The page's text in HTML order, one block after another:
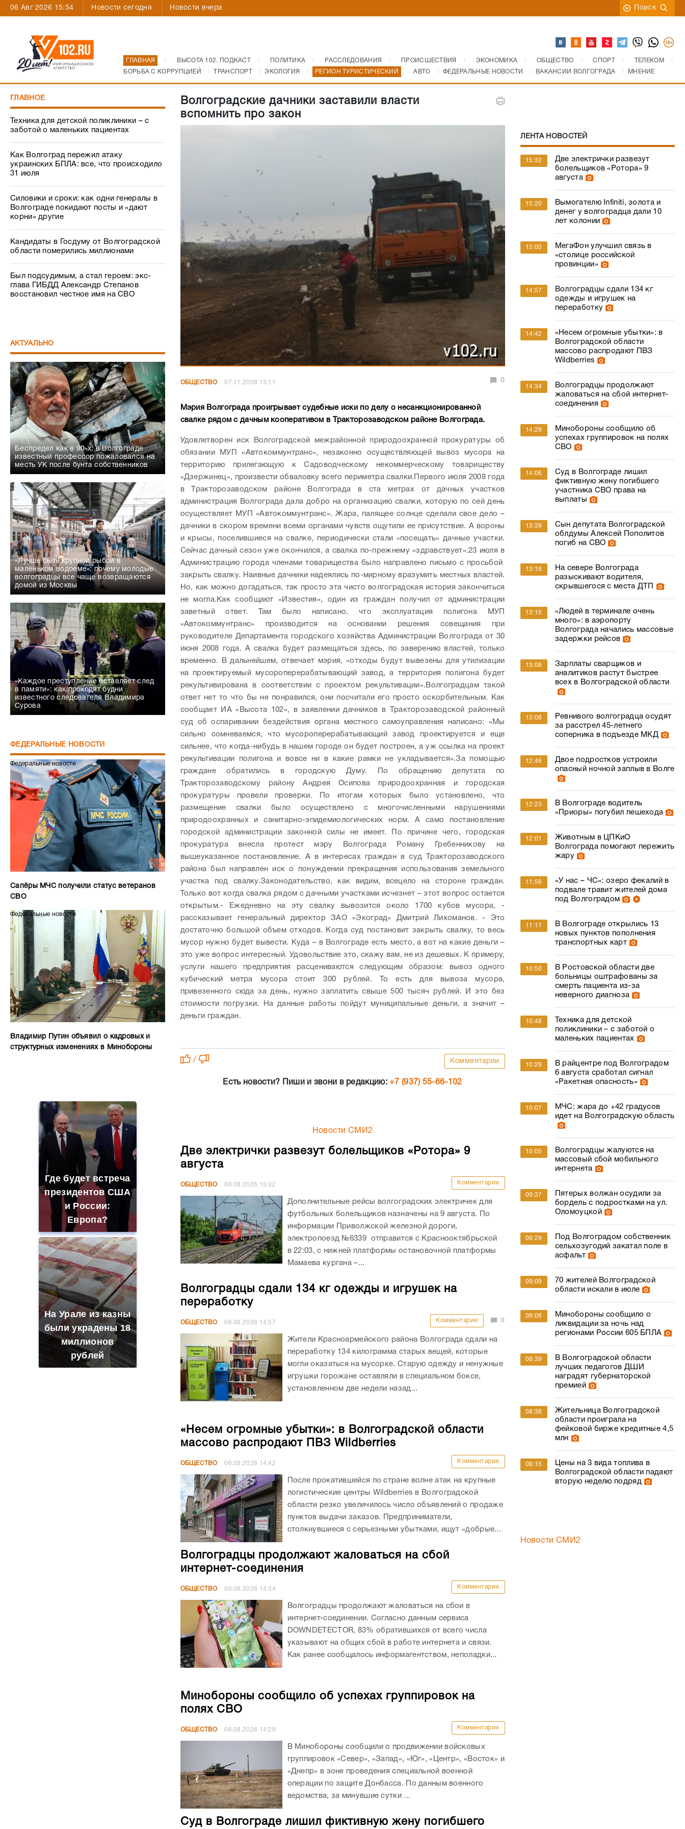
06 Авг 2026 15:54 Новости сегодня Новости вчера Поиск
ГЛАВНАЯ ВЫСОТА 102. ПОДКАСТ ПОЛИТИКА РАССЛЕДОВАНИЯ ПРОИСШЕСТВИЯ ЭКОНОМИКА ОБЩЕСТВО СПОРТ
ТЕЛЕКОМ
БОРЬБА С КОРРУПЦИЕЙ
ТРАНСПОРТ ЭКОЛОГИЯ РЕГИОН ТУРИСТИЧЕСКИЙ АВТО ФЕДЕРАЛЬНЫЕ НОВОСТИ ВАКАНСИИ ВОЛГОГРАДА МНЕНИЕ
ГЛАВНОЕ
Техника для детской поликлиники – с
заботой о маленьких пациентах
Как Волгоград пережил атаку
украинских БПЛА: все, что происходило
31 июля
Силовики и сроки: как одни генералы в
Волгограде покидают посты и «дают
корни» другие
Кандидаты в Госдуму от Волгоградской
области померились миллионами
Был подсудимым, а стал героем: экс-
глава ГИБДД Александр Степанов
восстановил честное имя на СВО
АКТУАЛЬНО
Беспредел как в 90-х: в Волгограде
известный профессор пожаловался на
месть УК после бунта собственников
«Лучше быть крупной рыбой в
маленьком водоеме»: почему молодые
волгоградцы все чаще возвращаются
домой из Москвы
«Каждое преступление оставляет след
в памяти»: как проходят будни
известного следователя Владимира
Сурова
ФЕДЕРАЛЬНЫЕ НОВОСТИ
Федеральные новости
Сапёры МЧС получили статус ветеранов
СВО
Федеральные новости
Владимир Путин объявил о кадровых и
структурных изменениях в Минобороны
Где будет встреча
президентов США
и России:
Европа?
На Урале из казны
были украдены 18
миллионов
рублей
Волгоградские дачники заставили власти
вспомнить про закон
ОБЩЕСТВО 07.11.2008 13:11 0
Мэрия Волгограда проигрывает судебные иски по делу о несанкционированной
свалке рядом с дачным кооперативом в Тракторозаводском районе Волгограда.
Удовлетворен иск Волгоградской межрайонной природоохранной прокуратуры об
обязании МУП «Автокоммунтранс», незаконно осуществляющей вывоз мусора на
территорию прилегающую к Садоводческому некоммерческому товариществу
«Дзержинец», произвести обваловку всего периметра свалки.
Первого июля 2008 года
в Тракторозаводском районе Волгограда в ста метрах от дачных участков
администрация Волгограда дала добро на организацию свалки, которую по сей день
осуществляет МУП «Автокоммунтранс». Жара, палящее солнце сделали свое дело –
дачники в скором времени всеми органами чувств ощутили ее присутствие. А вороны
и крысы, поселившиеся на свалке, периодически стали «посещать» дачные участки.
Сейчас дачный сезон уже окончился, а свалка по-прежнему «здравствует».23 июля в
Администрацию города членами товарищества было направлено письмо с просьбой
закрыть свалку. Наивные дачники надеялись по-мирному вразумить местных властей.
Но, как можно догадаться, так просто эта чисто волгоградская история закончиться
не могла. Как сообщают «Известия», один из граждан получил от администрации
заветный ответ. Там было написано, что эксплуатация полигона МУП
«Автокоммунтранс» производится на основании решения совещания при
руководителе Департамента городского хозяйства Администрации Волгограда от 30
июня 2008 года. А свалка будет размещаться здесь, по заверению властей, только
временно. В дальнейшем, отвечает мэрия, «отходы будут вывезены для утилизации
на проектируемый мусороперерабатывающий завод, а территория полигона будет
рекультивирована в соответствии с проектом рекультивации». Волгоградцам такой
ответ нет то что бы не понравился, они посчитали его просто оскорбительным. Как
сообщает ИА «Высота 102», в заявлении дачников в Тракторозаводской районный
суд об оспаривании бездействия органа местного самоуправления написано: «Мы
сильно сомневаемся, что мусороперерабатывающий завод проектируется и еще
сильнее, что когда-нибудь в нашем городе он будет построен, а уж ссылка на проект
рекультивации полигона и вовсе ни в какие рамки не укладывается».За помощью
граждане обратились в городскую Думу. По обращению депутата по
Тракторозаводскому району Андрея Осипова природоохранная и городская
прокуратуры провели проверки. По итогам которых было установлено, что
размещение свалки было осуществлено с многочисленными нарушениями
природоохранных и санитарно-эпидемиологических норм. А само постановление
городской администрации законной силы не имеет. По причине чего, городская
прокуратура внесла протест мэру Волгограда Роману Гребенникову на
вышеуказанное постановление. А в интересах граждан в суд Тракторозаводского
района был направлен иск о понуждении прекращения использования земельного
участка под свалку.Законодательство, как видим, всецело на стороне граждан.
Только вот когда свалка рядом с дачными участками исчезнет – этот вопрос остается
открытым.- Ежедневно на эту свалку вывозится около 1700 кубов мусора, -
рассказывает генеральный директор ЗАО «Экоград» Дмитрий Лихоманов. - Это
достаточно большой объем отходов. Когда суд постановит закрыть свалку, то весь
мусор нужно будет вывести. Куда – в Волгограде есть место, а вот на какие деньги –
это уже вопрос интересный. Удовольствие это, скажу вам, не из дешевых. К примеру,
услуги нашего предприятия расцениваются следующим образом: вывоз одного
кубический метра мусора стоит 300 рублей. То есть для вывоза мусора,
привезенного сюда за день, нужно заплатить свыше 500 тысяч рублей. И это без
стоимости погрузки. На данные работы пойдут муниципальные деньги, а значит –
деньги граждан.
/ Комментарии
Есть новости? Пиши и звони в редакцию:+7 (937) 55-66-102
Новости СМИ2
Две электрички развезут болельщиков «Ротора» 9
августа
ОБЩЕСТВО 06.08.2026 15:32 Комментарии
Дополнительные рейсы волгоградских электричек для
футбольных болельщиков назначены на 9 августа. По
информации Приволжской железной дороги,
электропоезд №6339 отправится с Краснооктябрьской
в 22:03, с нижней платформы остановочной платформы
Мамаева кургана –...
Волгоградцы сдали 134 кг одежды и игрушек на
переработку
ОБЩЕСТВО 06.08.2026 14:57 Комментарии 0
Жители Красноармейского района Волгограда сдали на
переработку 134 килограмма старых вещей, которые
могли оказаться на мусорке. Старую одежду и ненужные
игрушки горожане оставляли в специальном боксе,
установленном две недели назад...
«Несем огромные убытки»: в Волгоградской области
массово распродают ПВЗ Wildberries
ОБЩЕСТВО 06.08.2026 14:42 Комментарии
После прокатившейся по стране волне атак на крупные
логистические центры Wildberries в Волгоградской
области резко увеличилось число объявлений о продаже
пунктов выдачи заказов. Предприниматели,
столкнувшиеся с серьезными убытками, ищут «добрые...
Волгоградцы продолжают жаловаться на сбой
интернет-соединения
ОБЩЕСТВО 06.08.2026 14:34 Комментарии
Волгоградцы продолжают жаловаться на сбои в
интернет-соединении. Согласно данным сервиса
DOWNDETECTOR, 83% обратившихся от всего числа
указывают на общих сбой в работе интернета и связи.
Как ранее сообщалось информагентством, неполадки...
Минобороны сообщило об успехах группировок на
полях СВО
ОБЩЕСТВО 06.08.2026 14:29 Комментарии
В Минобороны сообщили о продвижении войсковых
группировок «Север», «Запад», «Юг», «Центр», «Восток» и
«Днепр» в зоне проведения специальной военной
операции по защите Донбасса. По данным военного
ведомства, за минувшие сутки ...
Суд в Волгограде лишил фиктивную жену погибшего
ЛЕНТА НОВОСТЕЙ
15:32
Две электрички развезут
болельщиков «Ротора» 9
августа
15:20
Вымогателю Infiniti, золота и
денег у волгоградца дали 10
лет колонии
15:05
МегаФон улучшил связь в
«столице российской
провинции»
14:57
Волгоградцы сдали 134 кг
одежды и игрушек на
переработку
14:42
«Несем огромные убытки»: в
Волгоградской области
массово распродают ПВЗ
Wildberries
14:34
Волгоградцы продолжают
жаловаться на сбой интернет-
соединения
14:29
Минобороны сообщило об
успехах группировок на полях
СВО
14:06
Суд в Волгограде лишил
фиктивную жену погибшего
участника СВО права на
выплаты
13:39
Сын депутата Волгоградской
облдумы Алексей Пополитов
погиб на СВО
13:16
На севере Волгограда
разыскивают водителя,
скрывшегося с места ДТП
13:15
«Людей в терминале очень
много»: в аэропорту
Волгограда начались массовые
задержки рейсов
13:08
Зарплаты сварщиков и
аналитиков растут быстрее
всех в Волгоградской области
13:08
Ревнивого волгоградца осудят
за расстрел 45-летнего
соперника в подъезде МКД
12:46
Двое подростков устроили
опасный ночной заплыв в Волге
12:23
В Волгограде водитель
«Приоры» погубил пешехода
12:01
Животным в ЦПКиО
Волгограда помогают пережить
жару
11:56
«У нас – ЧС»: озеро фекалий в
подвале травит жителей дома
под Волгоградом
11:11
В Волгограде открылись 13
новых пунктов пополнения
транспортных карт
10:50
В Ростовской области две
больницы оштрафованы за
смерть пациента из-за
неверного диагноза
10:48
Техника для детской
поликлиники – с заботой о
маленьких пациентах
10:29
В райцентре под Волгоградом
6 августа сработал сигнал
«Ракетная опасность»
10:07
МЧС: жара до +42 градусов
идет на Волгоградскую область
10:05
Волгоградцы жалуются на
массовый сбой мобильного
интернета
09:37
Пятерых волжан осудили за
бордель с подростками на ул.
Оломоуцкой
09:29
Под Волгоградом собственник
сельхозугодий закатал поле в
асфальт
09:09
70 жителей Волгоградской
области искали в июле
09:06
Минобороны сообщило о
ликвидации за ночь над
регионами России 605 БПЛА
08:39
В Волгоградской области
лучших педагогов ДШИ
наградят губернаторской
премией
08:38
Жительница Волгоградской
области проиграла на
фейковой бирже кредитные 4,5
млн
08:15
Цены на 3 вида топлива в
Волгоградской области падают
вторую неделю подряд
Новости СМИ2